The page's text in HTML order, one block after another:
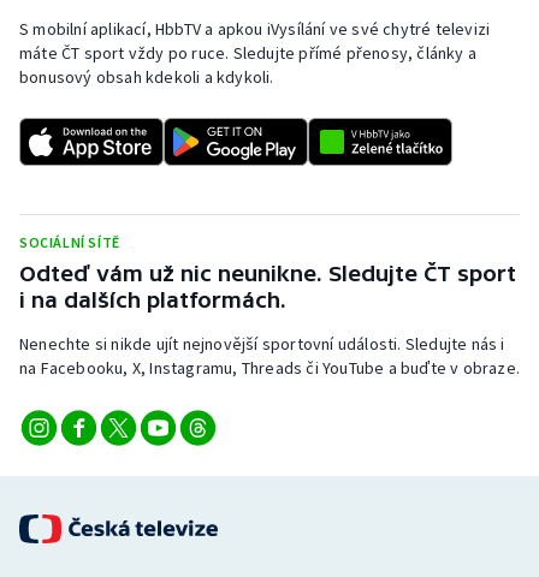
S mobilní aplikací, HbbTV a apkou iVysílání ve své chytré televizi
máte ČT sport vždy po ruce. Sledujte přímé přenosy, články a
bonusový obsah kdekoli a kdykoli.
SOCIÁLNÍ SÍTĚ
Odteď vám už nic neunikne. Sledujte ČT sport
i na dalších platformách.
Nenechte si nikde ujít nejnovější sportovní události. Sledujte nás i
na Facebooku, X, Instagramu, Threads či YouTube a buďte v obraze.